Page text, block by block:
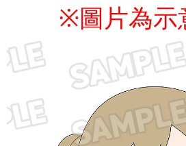
※圖片為示